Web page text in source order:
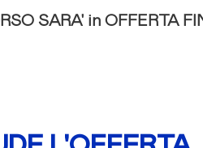
SARA' in OFFERTA